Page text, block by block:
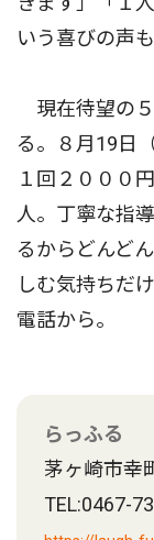
いう喜びの声も
現在待望の
る。８月19日
１回２０００
人。丁寧な指
るからどんど
しむ気持ちだ
電話から。
らっふる
茅ヶ崎市幸
TEL:0467-